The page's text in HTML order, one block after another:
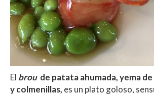
El broude patata ahumada, yema
y colmenillas, es un plato goloso,